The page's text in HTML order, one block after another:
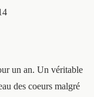
un an. Un véritable
des coeurs malgré